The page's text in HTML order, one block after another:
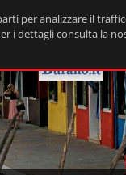
per analizzare il
i dettagli consulta la